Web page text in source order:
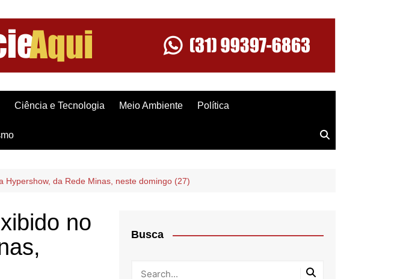
Ciência e Tecnologia Meio Ambiente Política
Hypershow, da Rede Minas, neste domingo (27)
no
Busca